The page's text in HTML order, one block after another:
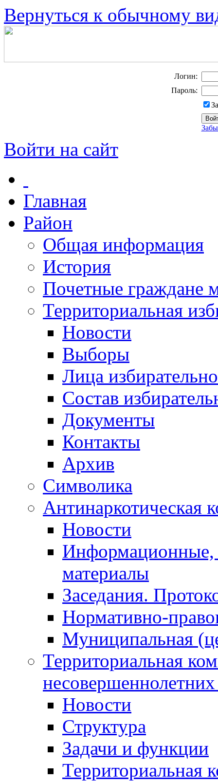
Вернуться к обычному
Логин:
Пароль:
Войти на сайт
Главная
Район
Общая информация
История
Почетные граждане
Территориальная
Новости
Выборы
Лица
Состав
Документы
Контакты
Архив
Символика
Антинаркотическая
Новости
Информационные,
материалы
Заседания.
Нормативно-
Муниципальная
Территориальная
Новости
Структура
Задачи и функции
Территориальная